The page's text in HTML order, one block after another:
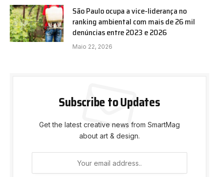
São Paulo ocupa a vice-liderança no
ranking ambiental com mais de 26 mil
denúncias entre 2023 e 2026
Maio 22, 2026
Subscribe to Updates
Get the latest creative news from SmartMag
about art & design.